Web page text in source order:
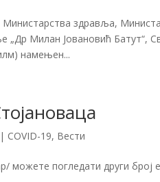
здравља,
„Др Милан Јовановић Батут“,
намењен...
| COVID-19, Вести
можете погледати други број